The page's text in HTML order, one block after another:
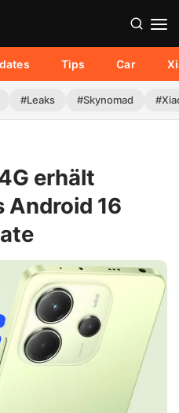
Tips Car
#Leaks #Skynomad
erhält
Android 16